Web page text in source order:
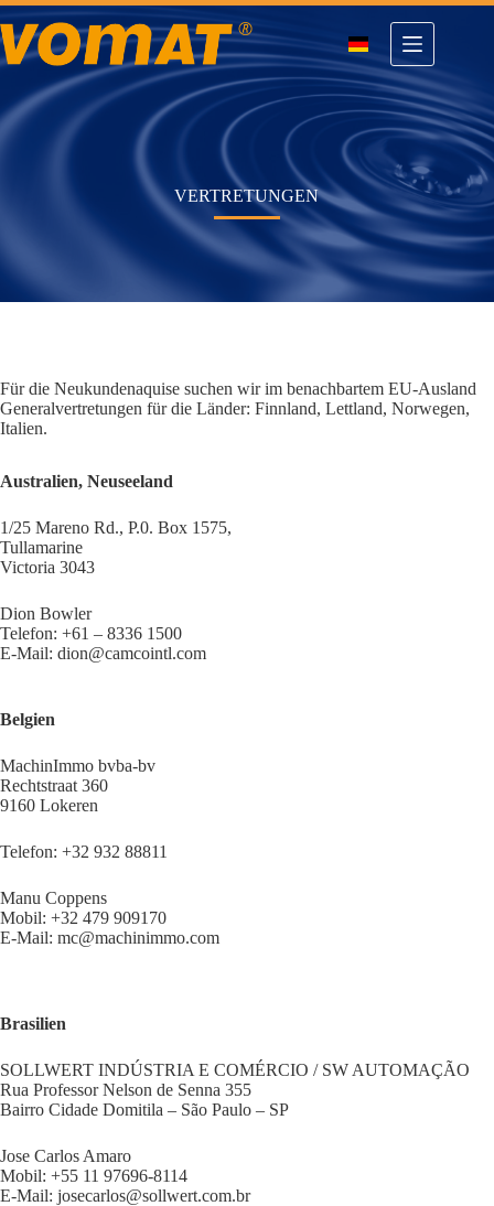
Zum
Inhalt
springen
VERTRETUNGEN
Für die Neukundenaquise suchen wir im benachbartem EU-Ausland
Generalvertretungen für die Länder: Finnland, Lettland, Norwegen,
Italien.
Australien, Neuseeland
1/25 Mareno Rd., P.0. Box 1575,
Tullamarine
Victoria 3043
Dion Bowler
Telefon: +61 – 8336 1500
E-Mail: dion@camcointl.com
Belgien
MachinImmo bvba-bv
Rechtstraat 360
9160 Lokeren
Telefon: +32 932 88811
Manu Coppens
Mobil: +32 479 909170
E-Mail: mc@machinimmo.com
Brasilien
SOLLWERT INDÚSTRIA E COMÉRCIO / SW AUTOMAÇÃO
Rua Professor Nelson de Senna 355
Bairro Cidade Domitila – São Paulo – SP
Jose Carlos Amaro
Mobil: +55 11 97696-8114
E-Mail: josecarlos@sollwert.com.br